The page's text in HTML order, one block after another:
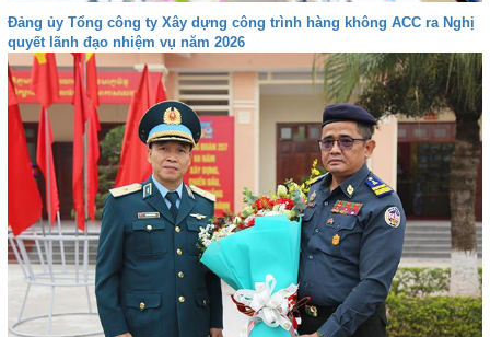
Đảng ủy Tổng công ty Xây dựng công trình hàng không ACC ra Nghị
quyết lãnh đạo nhiệm vụ năm 2026